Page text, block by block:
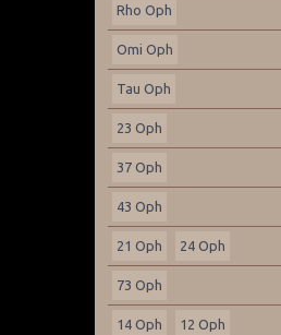
Rho Oph
Omi Oph
Tau Oph
23 Oph
37 Oph
43 Oph
21 Oph 24 Oph
73 Oph
14 Oph 12 Oph